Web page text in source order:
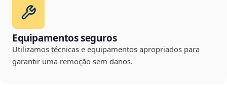
Equipamentos seguros
Utilizamos técnicas e equipamentos apropriados para
garantir uma remoção sem danos.